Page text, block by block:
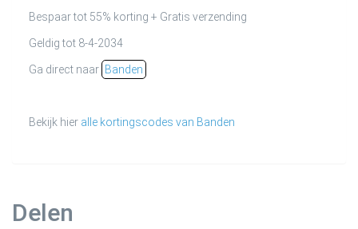
Bespaar tot 55% korting + Gratis verzending
Geldig tot 8-4-2034
Ga direct naar Banden
Bekijk hier alle kortingscodes van Banden
Delen